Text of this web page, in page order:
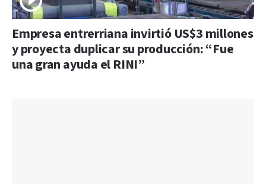
Empresa entrerriana invirtió US$3 millones
y proyecta duplicar su producción: “Fue
una gran ayuda el RINI”